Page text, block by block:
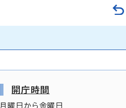
開庁時間
月曜日から金曜日